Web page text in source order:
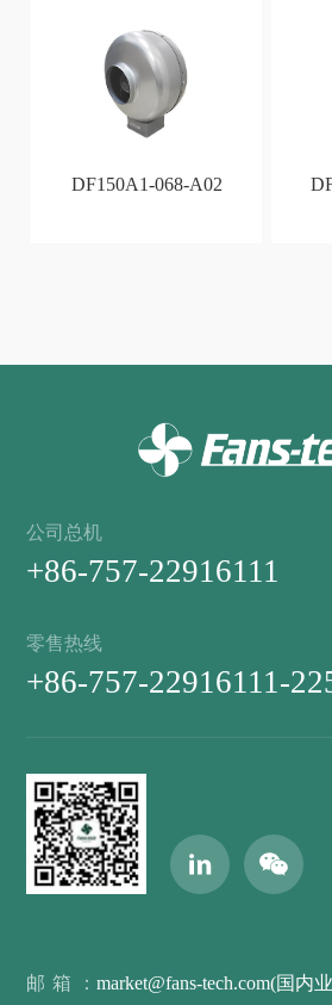
DF150A1-068-A02
公司总机
+86-757-22916111
零售热线
+86-757-22916111-
邮箱：market@fans-tech.com(国内